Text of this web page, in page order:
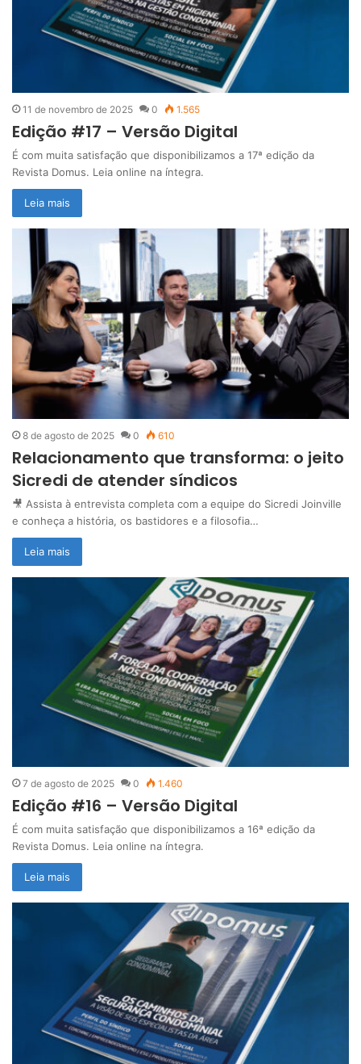
11 de novembro de 2025 0 1.565
Edição #17 – Versão Digital
É com muita satisfação que disponibilizamos a 17ª edição da
Revista Domus. Leia online na íntegra.
Leia mais
8 de agosto de 2025 0 610
Relacionamento que transforma: o jeito
Sicredi de atender síndicos
🎥 Assista à entrevista completa com a equipe do Sicredi Joinville
e conheça a história, os bastidores e a filosofia…
Leia mais
7 de agosto de 2025 0 1.460
Edição #16 – Versão Digital
É com muita satisfação que disponibilizamos a 16ª edição da
Revista Domus. Leia online na íntegra.
Leia mais